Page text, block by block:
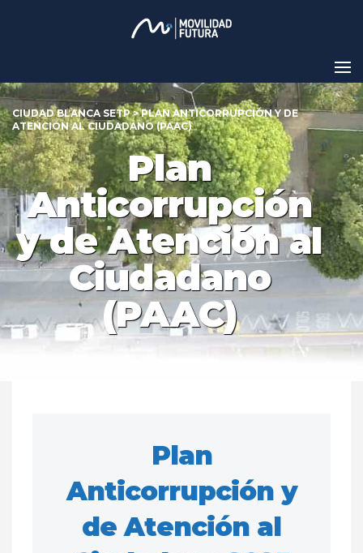
CIUDAD BLANCA SETP>PLAN ANTICORRUPCIÓN Y DE
ATENCIÓN AL CIUDADANO (PAAC)
Plan
Anticorrupción
y de Atención al
Ciudadano
(PAAC)
Plan
Anticorrupción y
de Atención al